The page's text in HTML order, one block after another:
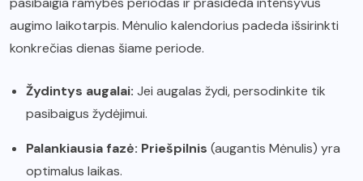
augimo laikotarpis. Mėnulio kalendorius padeda išsirinkti
konkrečias dienas šiame periode.
Žydintys augalai: Jei augalas žydi, persodinkite tik
pasibaigus žydėjimui.
Palankiausia fazė: Priešpilnis (augantis Mėnulis) yra
optimalus laikas.